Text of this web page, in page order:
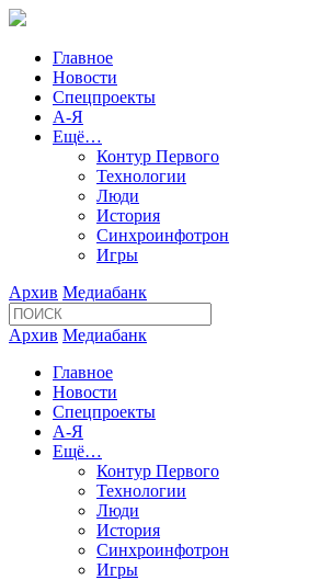
Главное
Новости
Спецпроекты
А-Я
Ещё…
Контур Первого
Технологии
Люди
История
Синхроинфотрон
Игры
Архив Медиабанк
Архив Медиабанк
Главное
Новости
Спецпроекты
А-Я
Ещё…
Контур Первого
Технологии
Люди
История
Синхроинфотрон
Игры